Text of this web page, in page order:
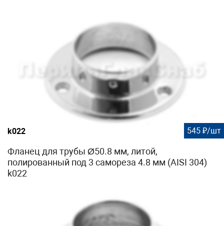
k022 545 ₽/шт
Фланец для трубы Ø50.8 мм, литой,
полированный под 3 самореза 4.8 мм (AISI 304)
k022